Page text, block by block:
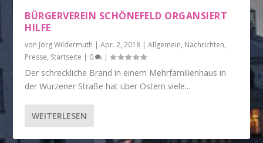
BÜRGERVEREIN SCHÖNEFELD ORGANSIERT
HILFE
von Jörg Wildermuth |Apr. 2, 2018 |Allgemein, Nachrichten,
Presse, Startseite | 0 |
Der schreckliche Brand in einem Mehrfamilienhaus in
der Wurzener Straße hat über Ostern viele...
WEITERLESEN